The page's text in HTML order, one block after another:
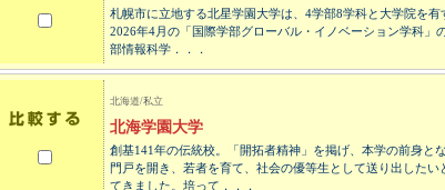
札幌市に立地する北星学園大学は、4学部8学科と大学院を有
2026年4月の「国際学部グローバル・イノベーション学科」
部情報科学．．．
北海道/私立
北海学園大学
創基141年の伝統校。「開拓者精神」を掲げ、本学の前身と
門戸を開き、若者を育て、社会の優等生として送り出した
てきました。培って．．．